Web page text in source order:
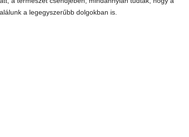
a legegyszerűbb dolgokban is.